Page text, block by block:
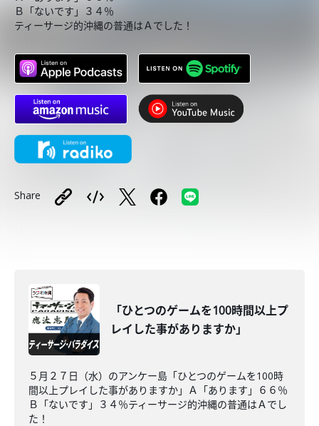
Ｂ「ないです」３４％
ティーサージ的沖縄の普通はＡでした！
Share
「ひとつのゲームを100時間以上プ
レイした事がありますか」
５月２７日（水）のアンケー島「ひとつのゲームを100時
間以上プレイした事がありますか」Ａ「あります」６６％
Ｂ「ないです」３４％ティーサージ的沖縄の普通はＡでし
た！